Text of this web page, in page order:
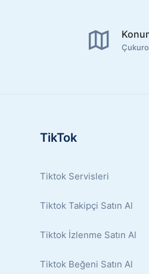
TikTok
Tiktok Servisleri
Tiktok Takipçi Satın Al
Tiktok İzlenme Satın Al
Tiktok Beğeni Satın Al